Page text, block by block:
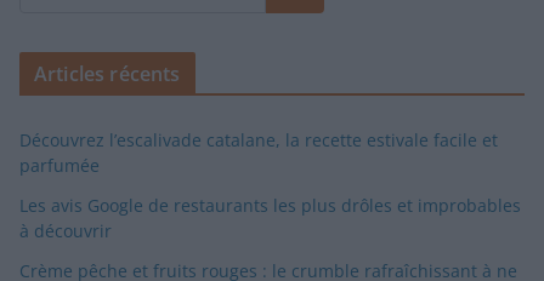
Articles récents
Découvrez l’escalivade catalane, la recette estivale facile et
parfumée
Les avis Google de restaurants les plus drôles et improbables
à découvrir
Crème pêche et fruits rouges : le crumble rafraîchissant à ne